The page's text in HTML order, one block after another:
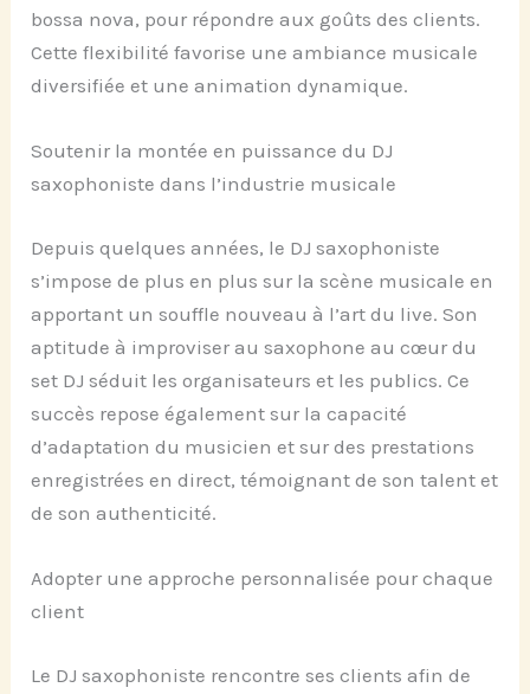
bossa nova, pour répondre aux goûts des clients.
Cette flexibilité favorise une ambiance musicale
diversifiée et une animation dynamique.
Soutenir la montée en puissance du DJ
saxophoniste dans l’industrie musicale
Depuis quelques années, le DJ saxophoniste
s’impose de plus en plus sur la scène musicale en
apportant un souffle nouveau à l’art du live. Son
aptitude à improviser au saxophone au cœur du
set DJ séduit les organisateurs et les publics. Ce
succès repose également sur la capacité
d’adaptation du musicien et sur des prestations
enregistrées en direct, témoignant de son talent et
de son authenticité.
Adopter une approche personnalisée pour chaque
client
Le DJ saxophoniste rencontre ses clients afin de